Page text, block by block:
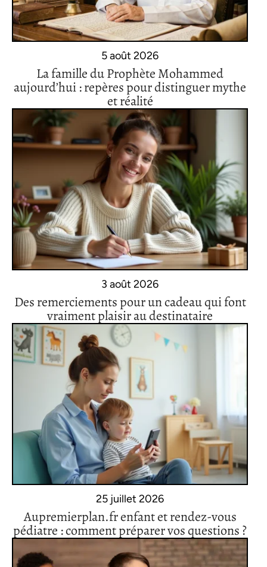
5 août 2026
La famille du Prophète Mohammed
aujourd’hui : repères pour distinguer mythe
et réalité
3 août 2026
Des remerciements pour un cadeau qui font
vraiment plaisir au destinataire
25 juillet 2026
Aupremierplan.fr enfant et rendez-vous
pédiatre : comment préparer vos questions ?